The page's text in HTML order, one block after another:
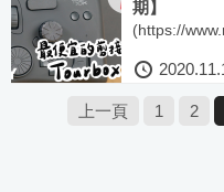
期】
(https://
上一頁 1 2